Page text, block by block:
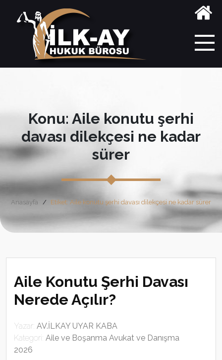
Konu: Aile konutu şerhi
davası dilekçesi ne kadar
sürer
Anasayfa Etiket: Aile konutu şerhi davası dilekçesi ne kadar sürer
Aile Konutu Şerhi Davası
Nerede Açılır?
Yazar: AV.İLKAY UYAR KABA
Kategori: Aile ve Boşanma Avukat ve Danışma
2026